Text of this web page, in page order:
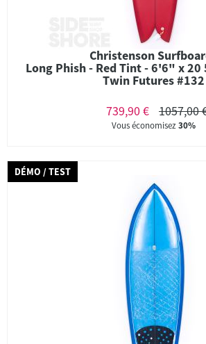
Christenson
Long Phish - Red Tint - 6'6" x
Twin Futures #132
739,90 €
1057,00
Vous économisez30%
DÉMO / TEST